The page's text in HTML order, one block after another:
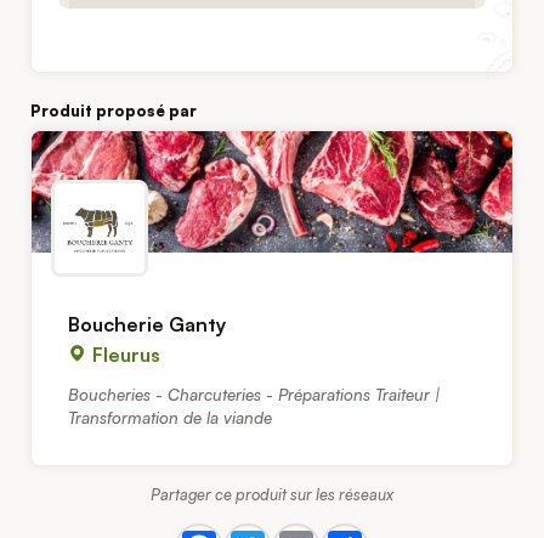
Produit proposé par
Boucherie Ganty
Fleurus
Boucheries - Charcuteries - Préparations Traiteur |
Transformation de la viande
Partager ce produit sur les réseaux